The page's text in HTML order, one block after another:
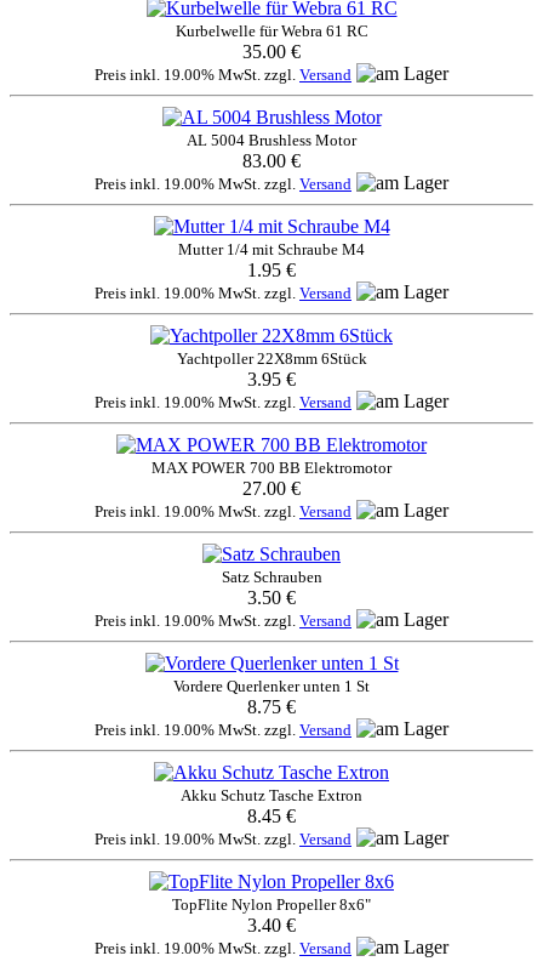
Kurbelwelle für Webra 61 RC
35.00 €
Preis inkl. 19.00% MwSt. zzgl. Versand
AL 5004 Brushless Motor
83.00 €
Preis inkl. 19.00% MwSt. zzgl. Versand
Mutter 1/4 mit Schraube M4
1.95 €
Preis inkl. 19.00% MwSt. zzgl. Versand
Yachtpoller 22X8mm 6Stück
3.95 €
Preis inkl. 19.00% MwSt. zzgl. Versand
MAX POWER 700 BB Elektromotor
27.00 €
Preis inkl. 19.00% MwSt. zzgl. Versand
Satz Schrauben
3.50 €
Preis inkl. 19.00% MwSt. zzgl. Versand
Vordere Querlenker unten 1 St
8.75 €
Preis inkl. 19.00% MwSt. zzgl. Versand
Akku Schutz Tasche Extron
8.45 €
Preis inkl. 19.00% MwSt. zzgl. Versand
TopFlite Nylon Propeller 8x6"
3.40 €
Preis inkl. 19.00% MwSt. zzgl. Versand